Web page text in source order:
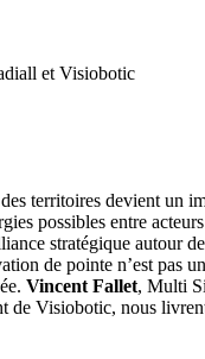
et Visiobotic
territoires devient un
possibles entre
stratégique autour
de pointe n’est pas
Vincent Fallet, Multi
de Visiobotic, nous